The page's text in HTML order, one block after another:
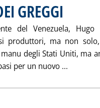
GREGGI
del Venezuela, Hugo
produttori, ma non
degli Stati Uniti, ma
per un nuovo ...